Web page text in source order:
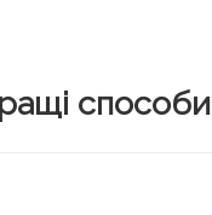
способи